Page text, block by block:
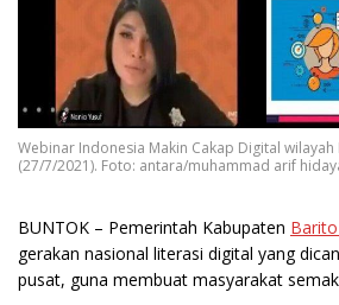
Webinar Indonesia Makin Cakap Digital wilayah
(27/7/2021). Foto: antara/muhammad arif
BUNTOK – Pemerintah Kabupaten
gerakan nasional literasi digital yang
pusat, guna membuat masyarakat